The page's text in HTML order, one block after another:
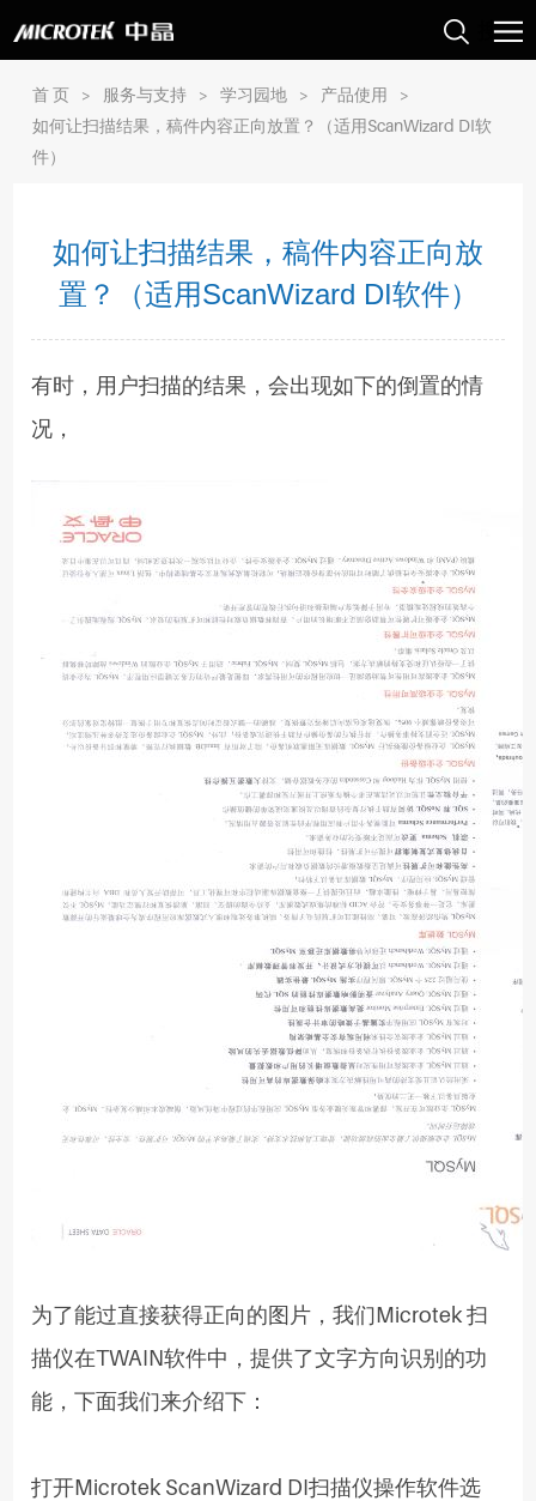
首 页 > 服务与支持 > 学习园地 > 产品使用
>
如何让扫描结果，稿件内容正向放置？（适用ScanWizard DI软
件）
如何让扫描结果，稿件内容正向放
置？（适用ScanWizard DI软件）
有时，用户扫描的结果，会出现如下的倒置的情
况，
为了能过直接获得正向的图片，我们Microtek 扫
描仪在TWAIN软件中，提供了文字方向识别的功
能，下面我们来介绍下：
打开Microtek ScanWizard DI扫描仪操作软件选